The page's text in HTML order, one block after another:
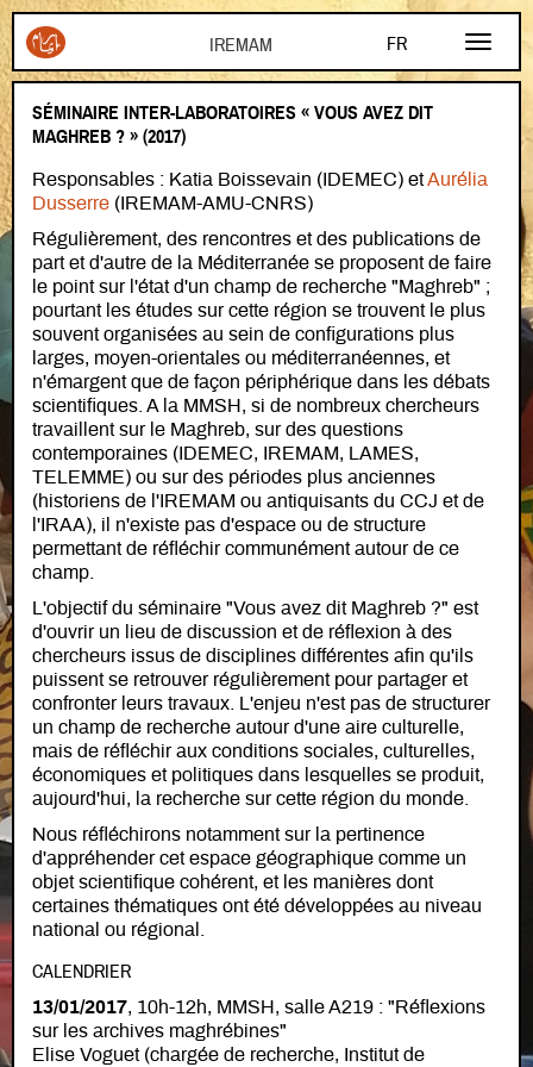
FR
EN
AR
Aller au contenu principal
SÉMINAIRE INTER-LABORATOIRES « VOUS AVEZ DIT
MAGHREB ? » (2017)
Responsables : Katia Boissevain (IDEMEC) etAurélia
Dusserre (IREMAM-AMU-CNRS)
Régulièrement, des rencontres et des publications de
part et d'autre de la Méditerranée se proposent de faire
le point sur l'état d'un champ de recherche "Maghreb" ;
pourtant les études sur cette région se trouvent le plus
souvent organisées au sein de configurations plus
larges, moyen-orientales ou méditerranéennes, et
n'émargent que de façon périphérique dans les débats
scientifiques. A la MMSH, si de nombreux chercheurs
travaillent sur le Maghreb, sur des questions
contemporaines (IDEMEC, IREMAM, LAMES,
TELEMME) ou sur des périodes plus anciennes
(historiens de l'IREMAM ou antiquisants du CCJ et de
l'IRAA), il n'existe pas d'espace ou de structure
permettant de réfléchir communément autour de ce
champ.
L'objectif du séminaire "Vous avez dit Maghreb ?" est
d'ouvrir un lieu de discussion et de réflexion à des
chercheurs issus de disciplines différentes afin qu'ils
puissent se retrouver régulièrement pour partager et
confronter leurs travaux. L'enjeu n'est pas de structurer
un champ de recherche autour d'une aire culturelle,
mais de réfléchir aux conditions sociales, culturelles,
économiques et politiques dans lesquelles se produit,
aujourd'hui, la recherche sur cette région du monde.
Nous réfléchirons notamment sur la pertinence
d'appréhender cet espace géographique comme un
objet scientifique cohérent, et les manières dont
certaines thématiques ont été développées au niveau
national ou régional.
CALENDRIER
13/01/2017, 10h-12h, MMSH, salle A219 : "Réflexions
sur les archives maghrébines"
Elise Voguet (chargée de recherche, Institut de